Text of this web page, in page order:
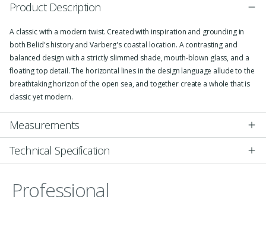
Product Description
A classic with a modern twist. Created with inspiration and grounding in
both Belid's history and Varberg's coastal location. A contrasting and
balanced design with a strictly slimmed shade, mouth-blown glass, and a
floating top detail. The horizontal lines in the design language allude to the
breathtaking horizon of the open sea, and together create a whole that is
classic yet modern.
Measurements
Technical Specification
Professional